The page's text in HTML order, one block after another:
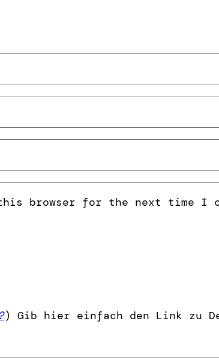
browser for the next time I
) Gib hier einfach den Link zu